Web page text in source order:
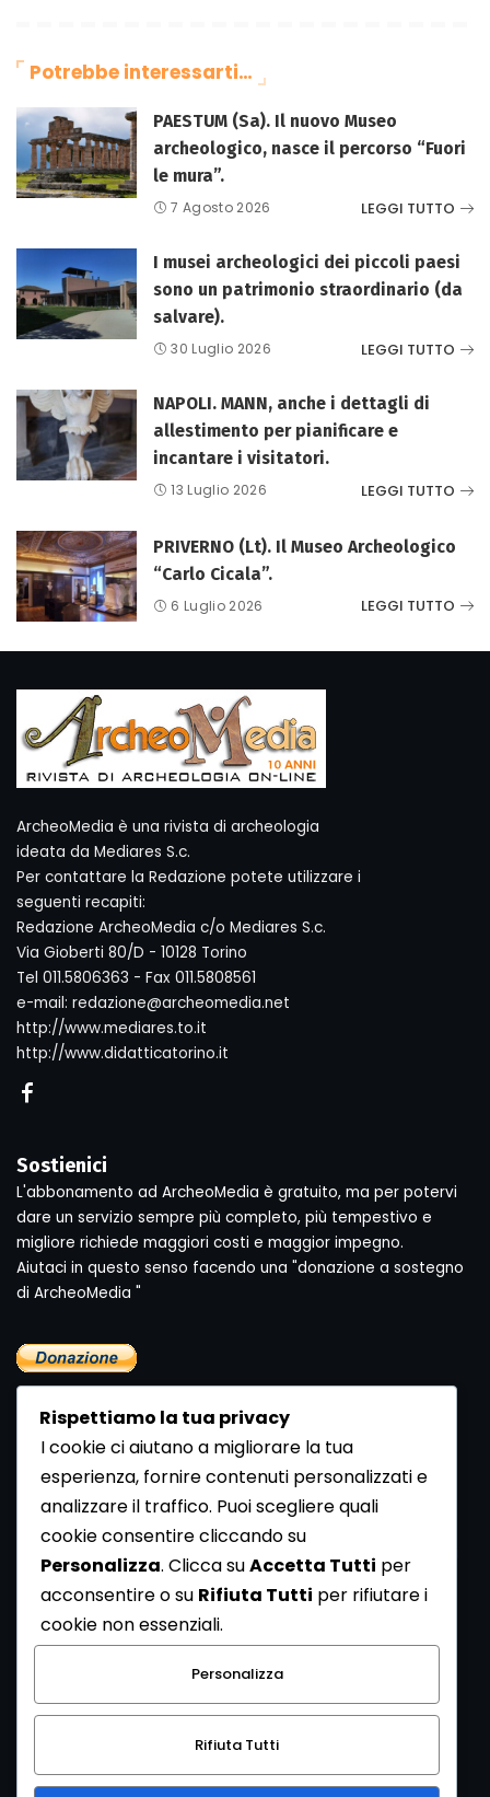
Potrebbe interessarti…
PAESTUM (Sa). Il nuovo Museo
archeologico, nasce il percorso “Fuori
le mura”.
7 Agosto 2026 LEGGI TUTTO
I musei archeologici dei piccoli paesi
sono un patrimonio straordinario (da
salvare).
30 Luglio 2026 LEGGI TUTTO
NAPOLI. MANN, anche i dettagli di
allestimento per pianificare e
incantare i visitatori.
13 Luglio 2026 LEGGI TUTTO
PRIVERNO (Lt). Il Museo Archeologico
“Carlo Cicala”.
6 Luglio 2026 LEGGI TUTTO
ArcheoMedia è una rivista di archeologia
ideata da Mediares S.c.
Per contattare la Redazione potete utilizzare i
seguenti recapiti:
Redazione ArcheoMedia c/o Mediares S.c.
Via Gioberti 80/D - 10128 Torino
Tel 011.5806363 - Fax 011.5808561
e-mail: redazione@archeomedia.net
http://www.mediares.to.it
http://www.didatticatorino.it
Sostienici
L'abbonamento ad ArcheoMedia è gratuito, ma per potervi
dare un servizio sempre più completo, più tempestivo e
migliore richiede maggiori costi e maggior impegno.
Aiutaci in questo senso facendo una "donazione a sostegno
di ArcheoMedia "
Newsletter
Se vuoi ricevere la Rivista gratuita di archeologia realizzata
dalla Redazione di ArcheoMedia iscriviti alla nostra
Newsletter [Clicca Qui]
Con l'invio del messaggio l'utente dichiara di aver letto
l’informativa sulla privacy e di acconsentire al trattamento
dei propri dati personali.
Rispettiamo la tua privacy
I cookie ci aiutano a migliorare la tua
esperienza, fornire contenuti personalizzati e
analizzare il traffico. Puoi scegliere quali
cookie consentire cliccando su
Personalizza. Clicca suAccetta Tutti per
acconsentire o su Rifiuta Tutti per rifiutare i
cookie non essenziali.
Personalizza
Rifiuta Tutti